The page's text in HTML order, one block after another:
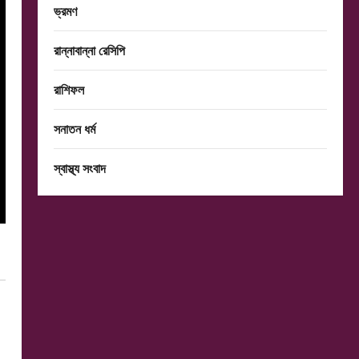
ভ্রমণ
রান্নাবান্না রেসিপি
রাশিফল
সনাতন ধর্ম
স্বাস্থ্য সংবাদ